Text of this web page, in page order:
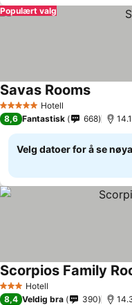
Populært valg
5 Stjerner Hotell
Savas Rooms
8,6 Fantastisk 668
Velg datoer for å se
3 StjernerHotell
Scorpios Family
8,4 Veldig bra 390